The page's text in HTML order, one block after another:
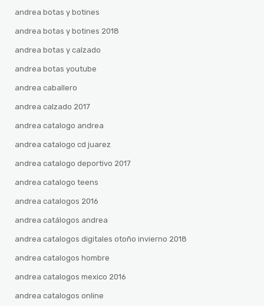
andrea botas y botines
andrea botas y botines 2018
andrea botas y calzado
andrea botas youtube
andrea caballero
andrea calzado 2017
andrea catalogo andrea
andrea catalogo cd juarez
andrea catalogo deportivo 2017
andrea catalogo teens
andrea catalogos 2016
andrea catálogos andrea
andrea catalogos digitales otoño invierno 2018
andrea catalogos hombre
andrea catalogos mexico 2016
andrea catalogos online